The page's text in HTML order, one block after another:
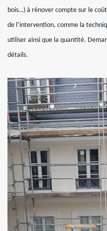
bois…) à rénover compte sur le
de l’intervention, comme la
utiliser ainsi que la quantité.
détails.